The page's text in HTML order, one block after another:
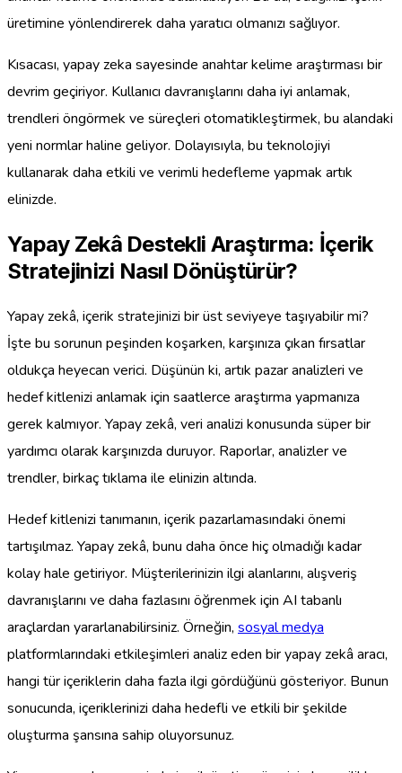
üretimine yönlendirerek daha yaratıcı olmanızı sağlıyor.
Kısacası, yapay zeka sayesinde anahtar kelime araştırması bir
devrim geçiriyor. Kullanıcı davranışlarını daha iyi anlamak,
trendleri öngörmek ve süreçleri otomatikleştirmek, bu alandaki
yeni normlar haline geliyor. Dolayısıyla, bu teknolojiyi
kullanarak daha etkili ve verimli hedefleme yapmak artık
elinizde.
Yapay Zekâ Destekli Araştırma: İçerik
Stratejinizi Nasıl Dönüştürür?
Yapay zekâ, içerik stratejinizi bir üst seviyeye taşıyabilir mi?
İşte bu sorunun peşinden koşarken, karşınıza çıkan fırsatlar
oldukça heyecan verici. Düşünün ki, artık pazar analizleri ve
hedef kitlenizi anlamak için saatlerce araştırma yapmanıza
gerek kalmıyor. Yapay zekâ, veri analizi konusunda süper bir
yardımcı olarak karşınızda duruyor. Raporlar, analizler ve
trendler, birkaç tıklama ile elinizin altında.
Hedef kitlenizi tanımanın, içerik pazarlamasındaki önemi
tartışılmaz. Yapay zekâ, bunu daha önce hiç olmadığı kadar
kolay hale getiriyor. Müşterilerinizin ilgi alanlarını, alışveriş
davranışlarını ve daha fazlasını öğrenmek için AI tabanlı
araçlardan yararlanabilirsiniz. Örneğin, sosyal medya
platformlarındaki etkileşimleri analiz eden bir yapay zekâ aracı,
hangi tür içeriklerin daha fazla ilgi gördüğünü gösteriyor. Bunun
sonucunda, içeriklerinizi daha hedefli ve etkili bir şekilde
oluşturma şansına sahip oluyorsunuz.